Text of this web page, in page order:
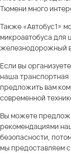
Тюмени много
Также «Автобус1»
микроавтобуса для
железнодорожный
Если вы
наша
предложить вам
современной
Вы можете
рекомендациями
безопасности,
мы предоставляем